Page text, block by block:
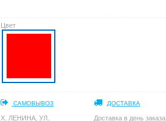
Цвет
САМОВЫВОЗ
Х. ЛЕНИНА, УЛ.
ДОСТАВКА
Доставка в день заказа,